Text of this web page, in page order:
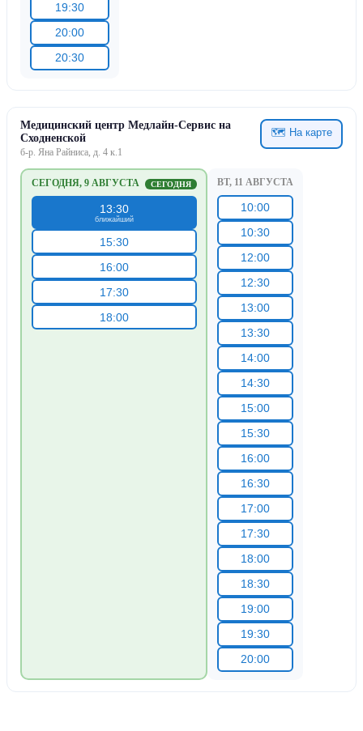
19:30
20:00
20:30
Медицинский центр Медлайн-Сервис на
Сходненской
б-р. Яна Райниса, д. 4 к.1
🗺 На карте
СЕГОДНЯ, 9 АВГУСТА СЕГОДНЯ
13:30
ближайший
15:30
16:00
17:30
18:00
ВТ, 11 АВГУСТА
10:00
10:30
12:00
12:30
13:00
13:30
14:00
14:30
15:00
15:30
16:00
16:30
17:00
17:30
18:00
18:30
19:00
19:30
20:00